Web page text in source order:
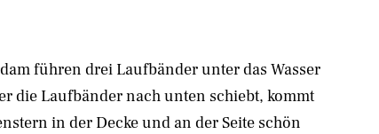
führen drei Laufbänder unter das Wasser
die Laufbänder nach unten schiebt, kommt
in der Decke und an der Seite schön